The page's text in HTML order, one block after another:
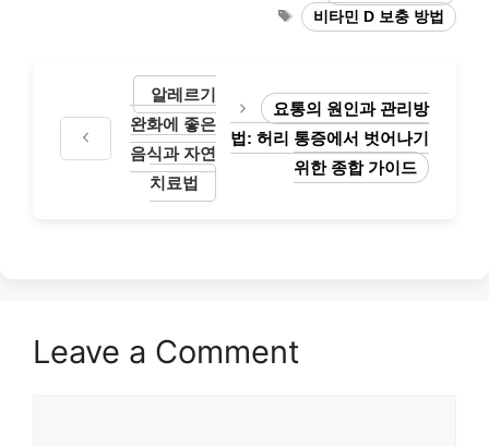
Tags비타민 D 보충 방법
알레르기
완화에 좋은
음식과 자연
치료법
요통의 원인과 관리방
법: 허리 통증에서 벗어나기
위한 종합 가이드
Leave a Comment